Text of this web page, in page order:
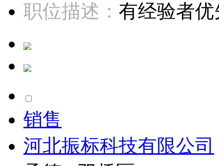
职位描述： 有经验者优
销售
河北振标科技有限公司